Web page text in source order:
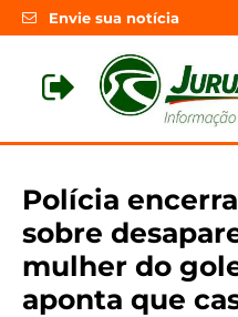
Envie sua notícia
Polícia
sobre
mulher do
aponta que